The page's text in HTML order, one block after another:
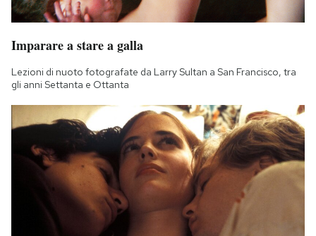
Imparare a stare a galla
Lezioni di nuoto fotografate da Larry Sultan a San Francisco, tra
gli anni Settanta e Ottanta